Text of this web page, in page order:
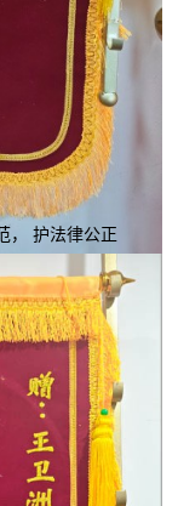
， 护法律公正